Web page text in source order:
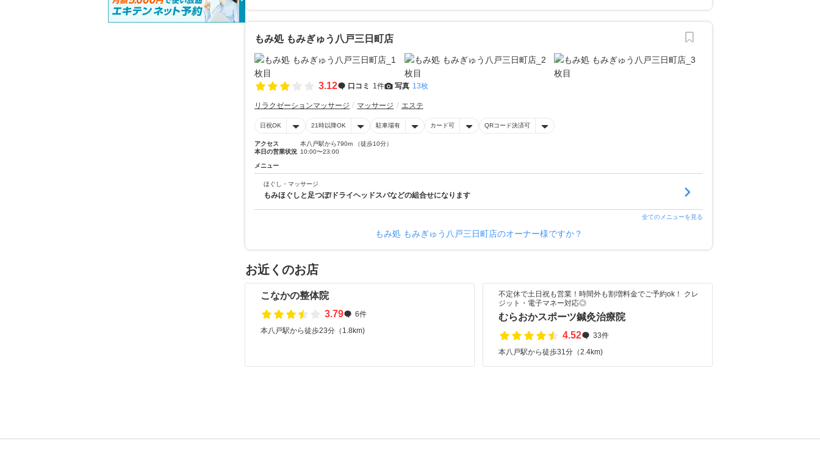
もみ処 もみぎゅう八戸三日町店
3.12 口コミ 1件 写真 13枚
リラクゼーションマッサージ マッサージ エステ
日祝OK 21時以降OK 駐車場有 カード可 QRコード決済可
アクセス
本八戸駅から790m （徒歩10分）
本日の営業状況 10:00〜23:00
メニュー
ほぐし・マッサージ
もみほぐしと足つぼ/ドライヘッドスパなどの組合せになります
全てのメニューを見る
もみ処 もみぎゅう八戸三日町店のオーナー様ですか？
お近くのお店
こなかの整体院
3.79
6件
本八戸駅から徒歩23分（1.8km)
不定休で土日祝も営業！時間外も割増料金でご予約ok！ クレ
ジット・電子マネー対応◎
むらおかスポーツ鍼灸治療院
4.52
33件
本八戸駅から徒歩31分（2.4km)